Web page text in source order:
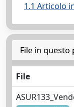
1.1 Articolo
File in
File